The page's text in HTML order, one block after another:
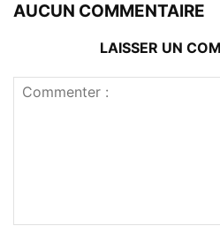
AUCUN COMMENTAIRE
LAISSER UN